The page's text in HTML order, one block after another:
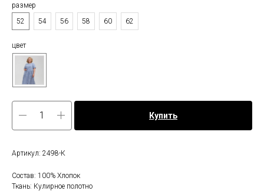
размер
52
54 56 58 60 62
цвет
Купить
Артикул: 2498-К
Состав: 100% Хлопок
Ткань: Кулирное полотно